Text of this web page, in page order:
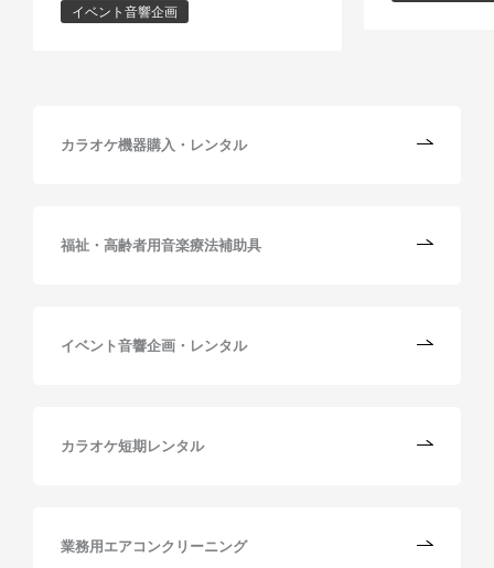
イベント音響企画
カラオケ機器購入・レンタル
福祉・高齢者用音楽療法補助具
イベント音響企画・レンタル
カラオケ短期レンタル
業務用エアコンクリーニング